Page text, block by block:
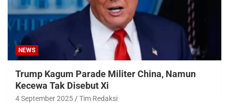
NEWS
Trump Kagum Parade Militer China, Namun
Kecewa Tak Disebut Xi
4 September 2025 Tim Redaksi